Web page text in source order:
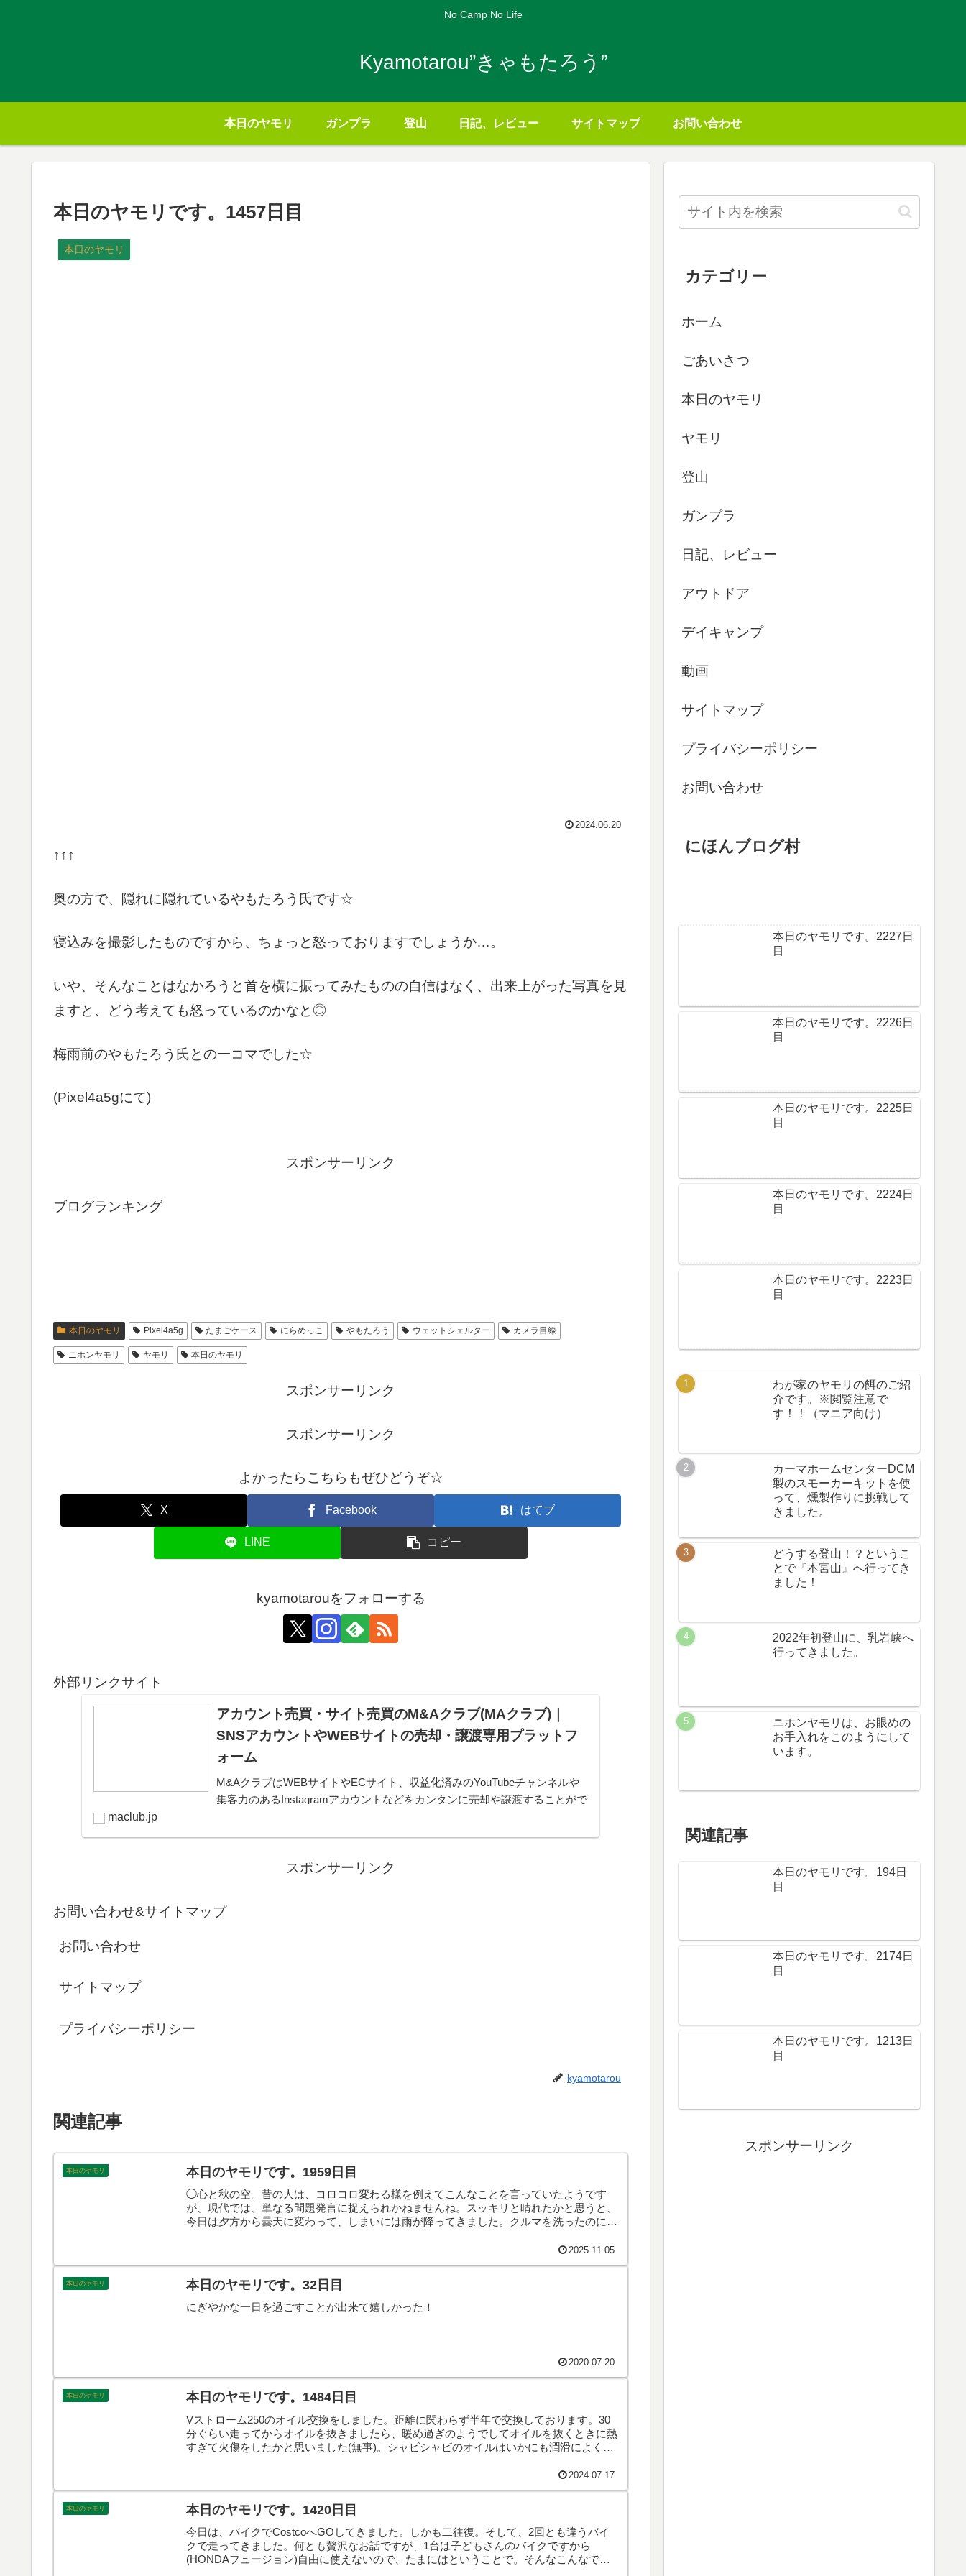
No Camp No Life
Kyamotarou”きゃもたろう”
本日のヤモリ ガンプラ 登山 日記、レビュー サイトマップ お問い合わせ
本日のヤモリです。1457日目
本日のヤモリ
2024.06.20
↑↑↑
奥の方で、隠れに隠れているやもたろう氏です☆
寝込みを撮影したものですから、ちょっと怒っておりますでしょうか…。
いや、そんなことはなかろうと首を横に振ってみたものの自信はなく、出来上がった写真を見
ますと、どう考えても怒っているのかなと◎
梅雨前のやもたろう氏との一コマでした☆
(Pixel4a5gにて)
スポンサーリンク
ブログランキング
本日のヤモリ Pixel4a5g たまごケース にらめっこ やもたろう ウェットシェルター カメラ目線
ニホンヤモリ ヤモリ 本日のヤモリ
スポンサーリンク
スポンサーリンク
よかったらこちらもぜひどうぞ☆
X Facebook はてブ
LINE コピー
kyamotarouをフォローする
外部リンクサイト
アカウント売買・サイト売買のM&Aクラブ(MAクラブ)｜
SNSアカウントやWEBサイトの売却・譲渡専用プラットフ
ォーム
M&AクラブはWEBサイトやECサイト、収益化済みのYouTubeチャンネルや
集客力のあるInstagramアカウントなどをカンタンに売却や譲渡することがで
maclub.jp
スポンサーリンク
お問い合わせ&サイトマップ
お問い合わせ
サイトマップ
プライバシーポリシー
kyamotarou
関連記事
本日のヤモリ 本日のヤモリです。1959日目
◯心と秋の空。昔の人は、コロコロ変わる様を例えてこんなことを言っていたようです
が、現代では、単なる問題発言に捉えられかねませんね。スッキリと晴れたかと思うと、
今日は夕方から曇天に変わって、しまいには雨が降ってきました。クルマを洗ったのに、
2025.11.05
本日のヤモリ 本日のヤモリです。32日目
にぎやかな一日を過ごすことが出来て嬉しかった！
2020.07.20
本日のヤモリ 本日のヤモリです。1484日目
Vストローム250のオイル交換をしました。距離に関わらず半年で交換しております。30
分ぐらい走ってからオイルを抜きましたら、暖め過ぎのようでしてオイルを抜くときに熱
すぎて火傷をしたかと思いました(無事)。シャビシャビのオイルはいかにも潤滑によくな
2024.07.17
本日のヤモリ 本日のヤモリです。1420日目
今日は、バイクでCostcoへGOしてきました。しかも二往復。そして、2回とも違うバイ
クで走ってきました。何とも贅沢なお話ですが、1台は子どもさんのバイクですから
(HONDAフュージョン)自由に使えないので、たまにはということで。そんなこんなで、
カテゴリー
ホーム
ごあいさつ
本日のヤモリ
ヤモリ
登山
ガンプラ
日記、レビュー
アウトドア
デイキャンプ
動画
サイトマップ
プライバシーポリシー
お問い合わせ
にほんブログ村
本日のヤモリです。2227日
目
本日のヤモリです。2226日
目
本日のヤモリです。2225日
目
本日のヤモリです。2224日
目
本日のヤモリです。2223日
目
わが家のヤモリの餌のご紹
介です。※閲覧注意で
す！！（マニア向け）
カーマホームセンターDCM
製のスモーカーキットを使
って、燻製作りに挑戦して
きました。
どうする登山！？というこ
とで『本宮山』へ行ってき
ました！
2022年初登山に、乳岩峡へ
行ってきました。
ニホンヤモリは、お眼めの
お手入れをこのようにして
います。
関連記事
本日のヤモリです。194日
目
本日のヤモリです。2174日
目
本日のヤモリです。1213日
目
スポンサーリンク